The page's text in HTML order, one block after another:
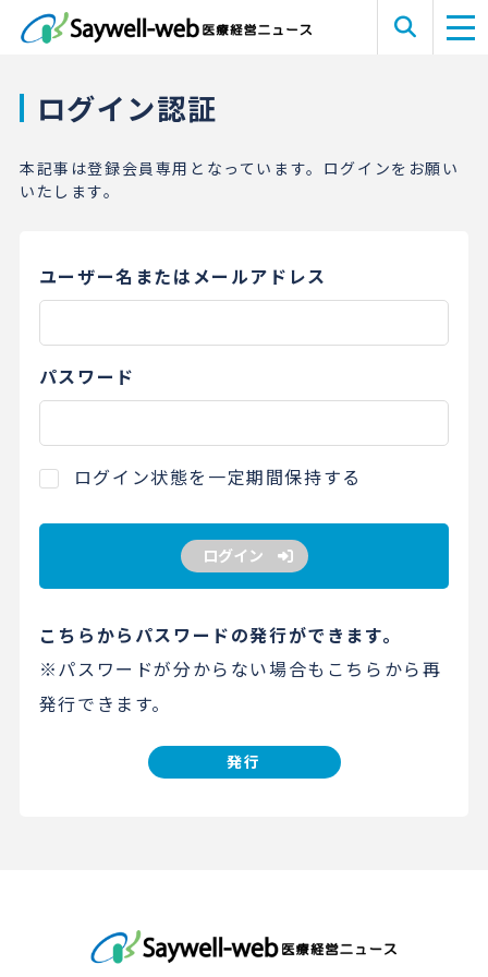
ログイン認証
本記事は登録会員専用となっています。ログインをお願い
いたします。
ユーザー名またはメールアドレス
パスワード
ログイン状態を一定期間保持する
ログイン
こちらからパスワードの発行ができます。
※パスワードが分からない場合もこちらから再
発行できます。
発行